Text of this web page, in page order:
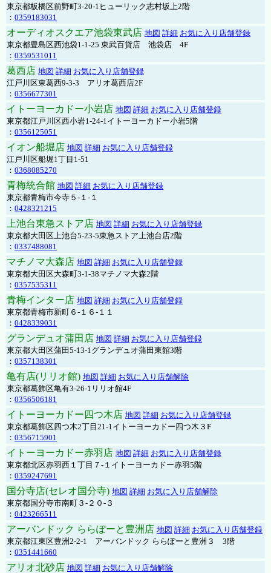
東京都板橋区前野町3-20-1ヒューリック志村坂上2階
： 0359183031
オーディオスクエア池袋東武店 地図 詳細 お気に入り店舗登録
東京都豊島区西池袋1-1-25 東武百貨店 池袋店 4F
： 0359531011
葛西店 地図 詳細 お気に入り店舗登録
江戸川区東葛西9-3-3 アリオ葛西店2F
： 0356677301
イトーヨーカドー小岩店 地図 詳細 お気に入り店舗登録
東京都江戸川区西小岩1-24-1イトーヨーカドー小岩5階
： 0356125051
イオン船堀店 地図 詳細 お気に入り店舗登録
江戸川区船堀1丁目1-51
： 0368085270
青梅統合館 地図 詳細 お気に入り店舗登録
東京都青梅市今寺５-１-１
： 0428321215
上池台東急ストア店 地図 詳細 お気に入り店舗登録
東京都大田区上池台5-23-5東急ストア上池台店2階
： 0337488081
マチノマ大森店 地図 詳細 お気に入り店舗登録
東京都大田区大森町3-1-38マチノマ大森2階
： 0357535311
青梅インター店 地図 詳細 お気に入り店舗登録
東京都青梅市新町６-１６-１１
： 0428339031
グランデュオ蒲田店 地図 詳細 お気に入り店舗登録
東京都大田区蒲田5-13-1グランデュオ蒲田東館3階
： 0357138301
亀有店(リリオ館) 地図 詳細 お気に入り店舗解除
東京都葛飾区亀有3-26-1リリオ館4F
： 0356506181
イトーヨーカドー四つ木店 地図 詳細 お気に入り店舗登録
東京都葛飾区四つ木2丁目21-1イトーヨーカドー四つ木３F
： 0356715901
イトーヨーカドー赤羽店 地図 詳細 お気に入り店舗登録
東京都北区赤羽西１丁目７-１イトーヨーカドー赤羽5階
： 0359247691
国分寺店(セレオ国分寺) 地図 詳細 お気に入り店舗解除
東京都国分寺市南町３-２０-３
： 0423266511
アーバンドック ららぽーと豊洲店 地図 詳細 お気に入り店舗登録
東京都江東区豊洲2-2-1 アーバンドック ららぽーと豊洲３ 3階
： 0351441660
アリオ北砂店 地図 詳細 お気に入り店舗解除